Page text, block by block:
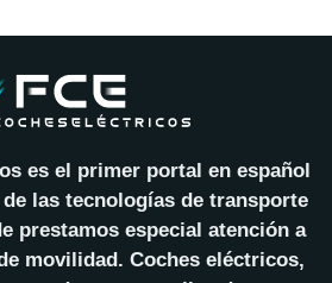
es el primer portal en español
las tecnologías de transporte
prestamos especial atención a
movilidad. Coches eléctricos,